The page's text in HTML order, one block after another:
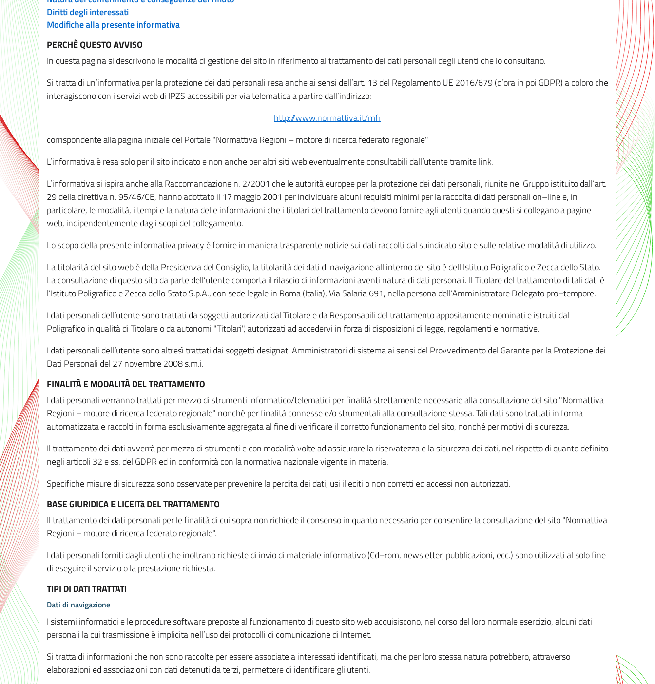
Diritti degli interessati
Modifiche alla presente informativa
PERCHÈ QUESTO AVVISO
In questa pagina si descrivono le modalità di gestione del sito in riferimento al trattamento dei dati personali degli utenti che lo consultano.
Si tratta di un’informativa per la protezione dei dati personali resa anche ai sensi dell’art. 13 del Regolamento UE 2016/679 (d’ora in poi GDPR) a coloro che
interagiscono con i servizi web di IPZS accessibili per via telematica a partire dall’indirizzo:
http://www.normattiva.it/mfr
corrispondente alla pagina iniziale del Portale "Normattiva Regioni – motore di ricerca federato regionale"
L’informativa è resa solo per il sito indicato e non anche per altri siti web eventualmente consultabili dall’utente tramite link.
L’informativa si ispira anche alla Raccomandazione n. 2/2001 che le autorità europee per la protezione dei dati personali, riunite nel Gruppo istituito dall’art.
29 della direttiva n. 95/46/CE, hanno adottato il 17 maggio 2001 per individuare alcuni requisiti minimi per la raccolta di dati personali on–line e, in
particolare, le modalità, i tempi e la natura delle informazioni che i titolari del trattamento devono fornire agli utenti quando questi si collegano a pagine
web, indipendentemente dagli scopi del collegamento.
Lo scopo della presente informativa privacy è fornire in maniera trasparente notizie sui dati raccolti dal suindicato sito e sulle relative modalità di utilizzo.
La titolarità del sito web è della Presidenza del Consiglio, la titolarità dei dati di navigazione all’interno del sito è dell’Istituto Poligrafico e Zecca dello Stato.
La consultazione di questo sito da parte dell’utente comporta il rilascio di informazioni aventi natura di dati personali. Il Titolare del trattamento di tali dati è
l’Istituto Poligrafico e Zecca dello Stato S.p.A., con sede legale in Roma (Italia), Via Salaria 691, nella persona dell’Amministratore Delegato pro–tempore.
I dati personali dell’utente sono trattati da soggetti autorizzati dal Titolare e da Responsabili del trattamento appositamente nominati e istruiti dal
Poligrafico in qualità di Titolare o da autonomi "Titolari", autorizzati ad accedervi in forza di disposizioni di legge, regolamenti e normative.
I dati personali dell’utente sono altresì trattati dai soggetti designati Amministratori di sistema ai sensi del Provvedimento del Garante per la Protezione dei
Dati Personali del 27 novembre 2008 s.m.i.
FINALITÀ E MODALITÀ DEL TRATTAMENTO
I dati personali verranno trattati per mezzo di strumenti informatico/telematici per finalità strettamente necessarie alla consultazione del sito "Normattiva
Regioni – motore di ricerca federato regionale" nonché per finalità connesse e/o strumentali alla consultazione stessa. Tali dati sono trattati in forma
automatizzata e raccolti in forma esclusivamente aggregata al fine di verificare il corretto funzionamento del sito, nonché per motivi di sicurezza.
Il trattamento dei dati avverrà per mezzo di strumenti e con modalità volte ad assicurare la riservatezza e la sicurezza dei dati, nel rispetto di quanto definito
negli articoli 32 e ss. del GDPR ed in conformità con la normativa nazionale vigente in materia.
Specifiche misure di sicurezza sono osservate per prevenire la perdita dei dati, usi illeciti o non corretti ed accessi non autorizzati.
BASE GIURIDICA E LICEITà DEL TRATTAMENTO
Il trattamento dei dati personali per le finalità di cui sopra non richiede il consenso in quanto necessario per consentire la consultazione del sito "Normattiva
Regioni – motore di ricerca federato regionale".
I dati personali forniti dagli utenti che inoltrano richieste di invio di materiale informativo (Cd–rom, newsletter, pubblicazioni, ecc.) sono utilizzati al solo fine
di eseguire il servizio o la prestazione richiesta.
TIPI DI DATI TRATTATI
Dati di navigazione
I sistemi informatici e le procedure software preposte al funzionamento di questo sito web acquisiscono, nel corso del loro normale esercizio, alcuni dati
personali la cui trasmissione è implicita nell’uso dei protocolli di comunicazione di Internet.
Si tratta di informazioni che non sono raccolte per essere associate a interessati identificati, ma che per loro stessa natura potrebbero, attraverso
elaborazioni ed associazioni con dati detenuti da terzi, permettere di identificare gli utenti.